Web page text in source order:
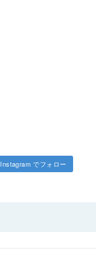
Instagram でフォロー